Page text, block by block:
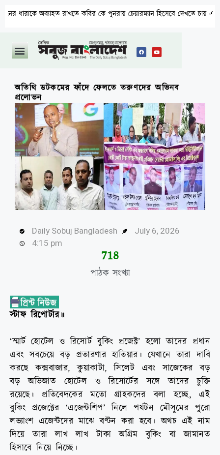
রাখতে কবির কে পুনরায় চেয়ারম্যান হিসেবে দেখতে চায় এলাকাবাসী
অতিথি ডটকমের ফাঁদে ফেলতে তরুণদের অভিনব
প্রলোভন
Daily Sobuj Bangladesh
July 6, 2026
4:15 pm
পাঠক সংখ্যা
732
স্টাফ রিপোর্টার॥
‘স্মার্ট হোটেল ও রিসোর্ট বুকিং প্রজেক্ট’ হলো তাদের প্রধান
এবং সবচেয়ে বড় প্রতারণার হাতিয়ার। যেখানে তারা দাবি
করছে কক্সবাজার, কুয়াকাটা, সিলেট এবং সাজেকের বড়
বড় অভিজাত হোটেল ও রিসোর্টের সঙ্গে তাদের চুক্তি
রয়েছে। প্রতিবেদকের মতো গ্রাহকদের বলা হচ্ছে, এই
বুকিং প্রজেক্টের ‘এজেন্টশিপ’ নিলে পর্যটন মৌসুমের পুরো
লভ্যাংশ এজেন্টদের মাঝে বণ্টন করা হবে। অথচ এই নাম
দিয়ে তারা লাখ লাখ টাকা অগ্রিম বুকিং বা জামানত
হিসাবে নিয়ে নিচ্ছে।